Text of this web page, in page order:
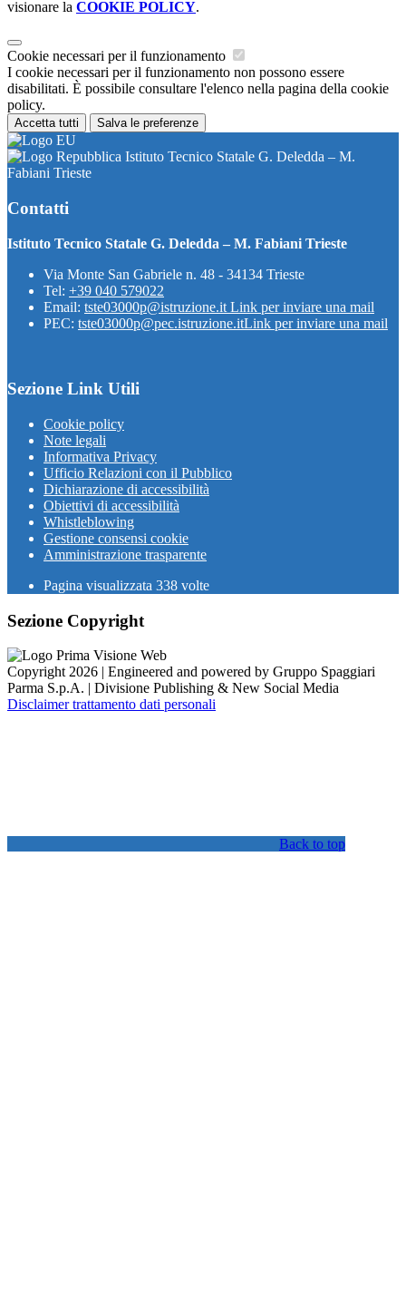
visionare la COOKIE POLICY.
Cookie necessari per il funzionamento
I cookie necessari per il funzionamento non possono essere
disabilitati. È possibile consultare l'elenco nella pagina della cookie
policy.
Accetta tutti Salva le preferenze
Istituto Tecnico Statale G. Deledda – M.
Fabiani Trieste
Contatti
Istituto Tecnico Statale G. Deledda – M. Fabiani Trieste
Via Monte San Gabriele n. 48 - 34134 Trieste
Tel: +39 040 579022
Email: tste03000p@istruzione.it Link per inviare una mail
PEC: tste03000p@pec.istruzione.itLink per inviare una mail
Sezione Link Utili
Cookie policy
Note legali
Informativa Privacy
Ufficio Relazioni con il Pubblico
Dichiarazione di accessibilità
Obiettivi di accessibilità
Whistleblowing
Gestione consensi cookie
Amministrazione trasparente
Pagina visualizzata 338 volte
Sezione Copyright
Copyright 2026 | Engineered and powered by Gruppo Spaggiari
Parma S.p.A. | Divisione Publishing & New Social Media
Disclaimer trattamento dati personali
Back to top